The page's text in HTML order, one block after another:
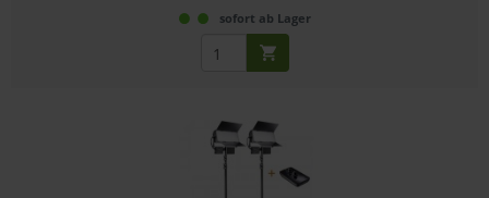
sofort ab Lager